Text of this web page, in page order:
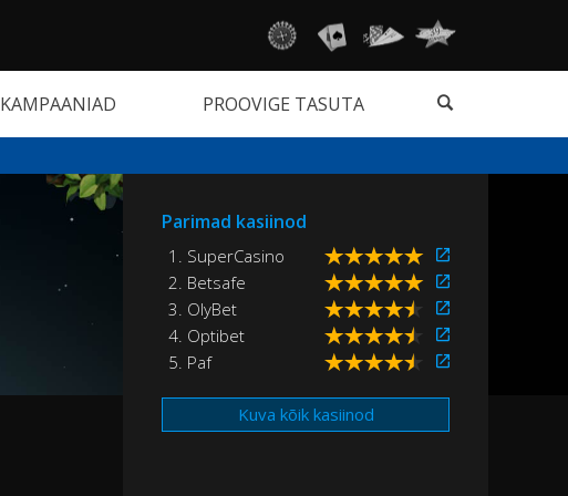
KAMPAANIAD PROOVIGE TASUTA
Parimad kasiinod
1. SuperCasino
2. Betsafe
3. OlyBet
4. Optibet
5. Paf
Kuva kõik kasiinod